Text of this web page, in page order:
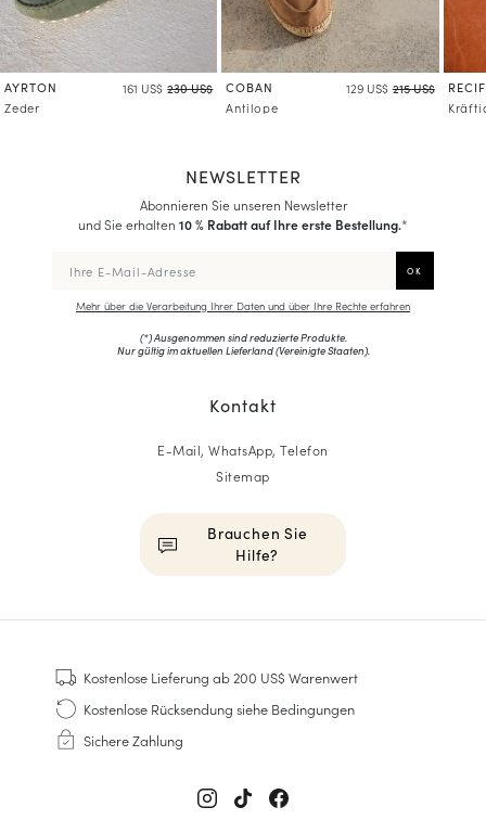
AYRTON 161 US$ 230 US$
Zeder
COBAN 129 US$ 215 US$
Antilope
NEWSLETTER
Abonnieren Sie unseren Newsletter
und Sie erhalten 10 % Rabatt auf Ihre erste Bestellung.*
Mehr über die Verarbeitung Ihrer Daten und über Ihre Rechte erfahren
(*) Ausgenommen sind reduzierte Produkte.
Nur gültig im aktuellen Lieferland (Vereinigte Staaten).
Kontakt
E-Mail, WhatsApp, Telefon
Sitemap
Brauchen Sie
Hilfe?
Sneakers
Goodyear genäht
Derbys & Richelieu
Richelieu-Herrenschuhe
Kostenlose Lieferung ab 200 US$ Warenwert
Kostenlose Rücksendung siehe Bedingungen
Sichere Zahlung